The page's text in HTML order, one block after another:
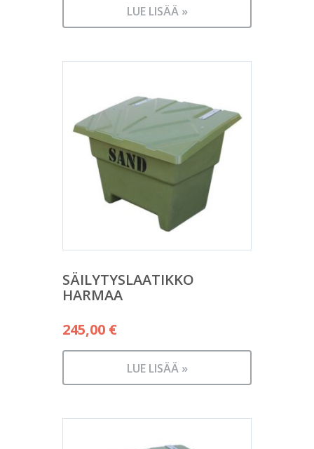
LUE LISÄÄ »
SÄILYTYSLAATIKKO
HARMAA
245,00 €
LUE LISÄÄ »